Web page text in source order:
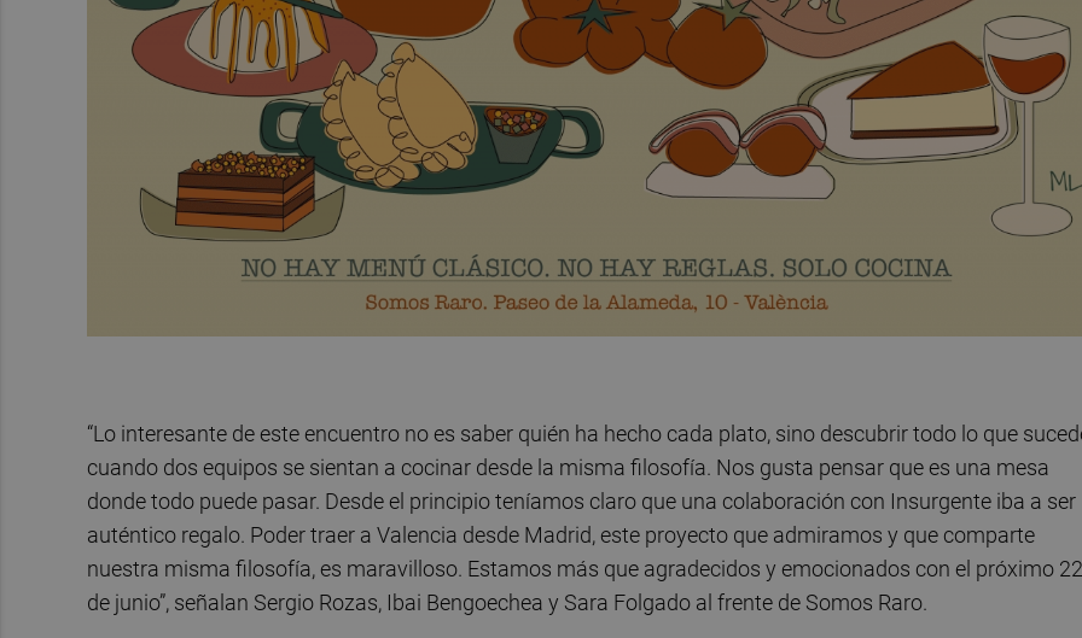
“Lo interesante de este encuentro no es saber quién ha hecho cada plato, sino descubrir todo lo que
cuando dos equipos se sientan a cocinar desde la misma filosofía. Nos gusta pensar que es una mesa
donde todo puede pasar. Desde el principio teníamos claro que una colaboración con Insurgente iba a ser
auténtico regalo. Poder traer a Valencia desde Madrid, este proyecto que admiramos y que comparte
nuestra misma filosofía, es maravilloso. Estamos más que agradecidos y emocionados con el próximo 22
de junio”, señalan Sergio Rozas, Ibai Bengoechea y Sara Folgado al frente de Somos Raro.